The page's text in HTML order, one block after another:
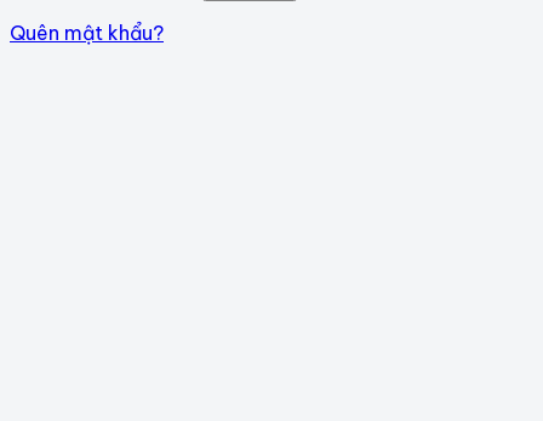
Quên mật khẩu?